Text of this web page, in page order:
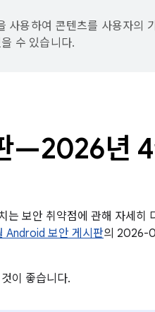
사용하여 콘텐츠를 사용자의
수 있습니다.
—2026년
보안 취약점에 관해 자세히
Android 보안 게시판의 2026-
이 좋습니다.